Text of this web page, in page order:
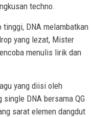
techno.
DNA melambatkan
yang lezat, Mister
menulis lirik dan
yang diisi oleh
DNA bersama QG
sarat elemen dangdut